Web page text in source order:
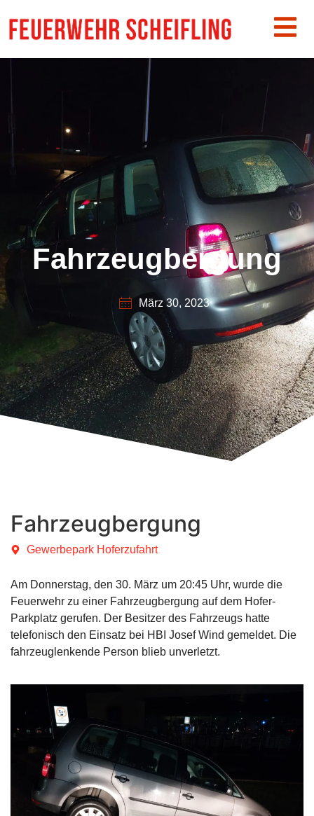
Fahrzeugbergung
März 30, 2023
Fahrzeugbergung
Gewerbepark Hoferzufahrt
Am Donnerstag, den 30. März um 20:45 Uhr, wurde die
Feuerwehr zu einer Fahrzeugbergung auf dem Hofer-
Parkplatz gerufen. Der Besitzer des Fahrzeugs hatte
telefonisch den Einsatz bei HBI Josef Wind gemeldet. Die
fahrzeuglenkende Person blieb unverletzt.